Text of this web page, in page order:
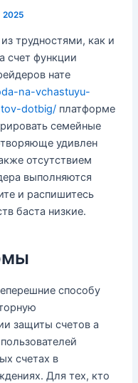
2025
трудностями, как и
счет функции
нате
na-vchastuyu-
dotbig/ платформе
семейные
удивлен
отсутствием
выполняются
и распишитесь
баста низкие.
способу
защиты счетов а
счетах в
Для тех, кто